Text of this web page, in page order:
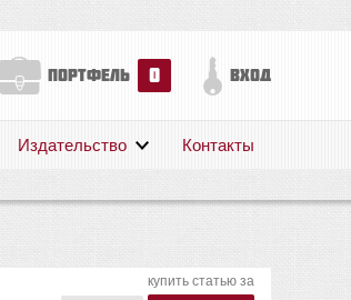
портфель 0 вход
Издательство Контакты
купить статью за